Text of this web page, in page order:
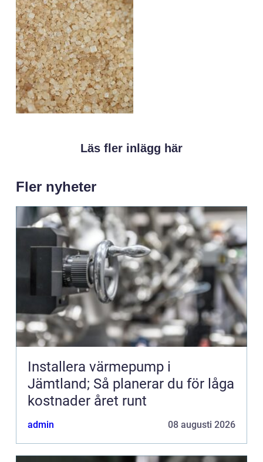
Läs fler inlägg här
Fler nyheter
Installera värmepump i
Jämtland; Så planerar du för låga
kostnader året runt
admin 08 augusti 2026